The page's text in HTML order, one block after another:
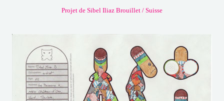
Projet de Sibel Iliaz Brouillet / Suisse